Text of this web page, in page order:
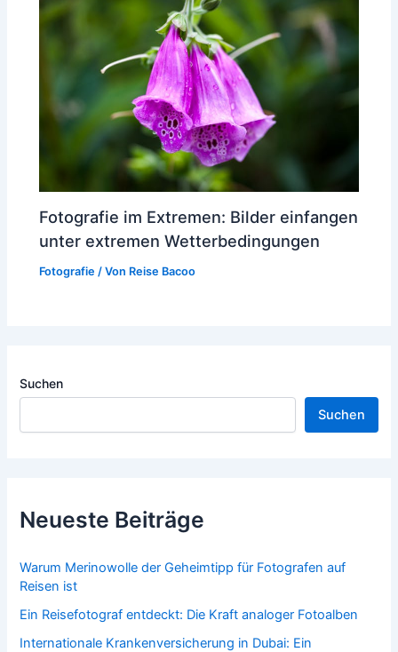
Fotografie im Extremen: Bilder einfangen
unter extremen Wetterbedingungen
Fotografie / Von Reise Bacoo
Suchen
Suchen
Neueste Beiträge
Warum Merinowolle der Geheimtipp für Fotografen auf
Reisen ist
Ein Reisefotograf entdeckt: Die Kraft analoger Fotoalben
Internationale Krankenversicherung in Dubai: Ein